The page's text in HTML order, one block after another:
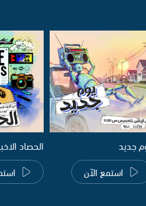
جديد
استمع الآن
الحصاد